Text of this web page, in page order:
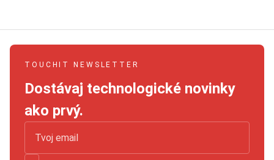
TOUCHIT NEWSLETTER
Dostávaj technologické novinky
ako prvý.